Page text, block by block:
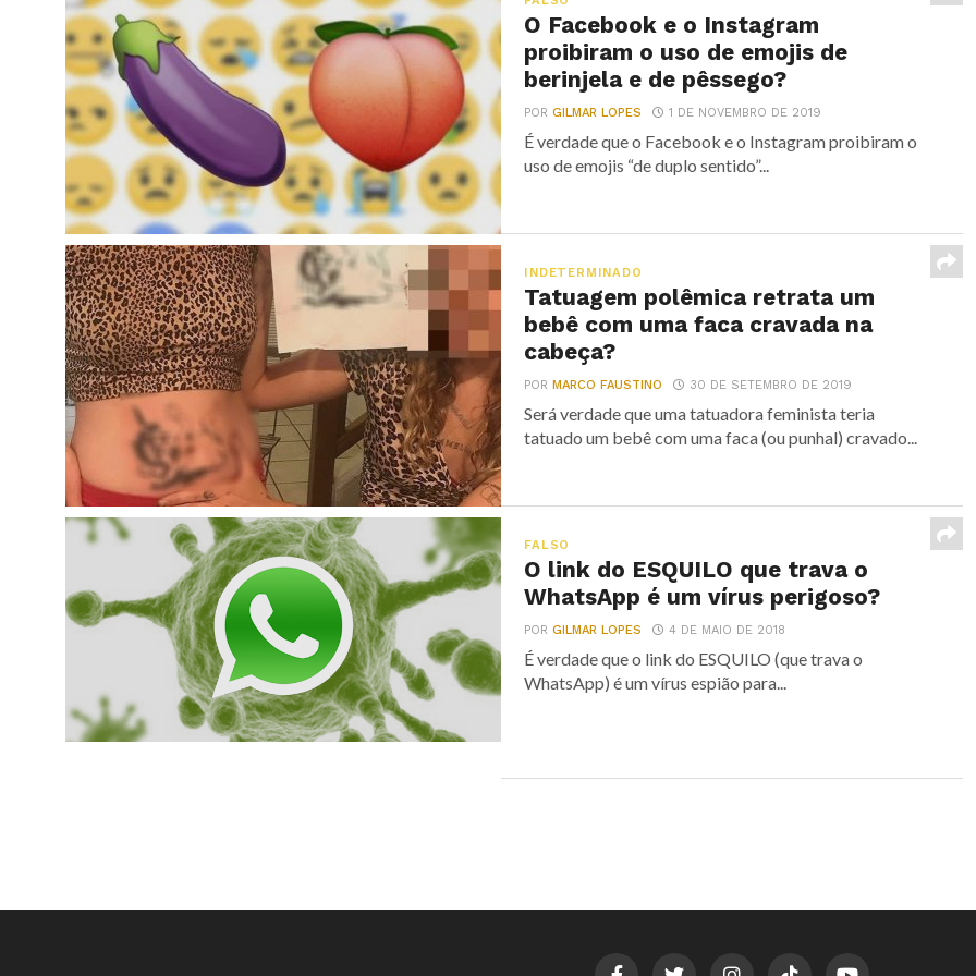
O Facebook e o Instagram
proibiram o uso de emojis de
berinjela e de pêssego?
PORGILMAR LOPES 1 DE NOVEMBRO DE 2019
É verdade que o Facebook e o Instagram proibiram o
uso de emojis “de duplo sentido”...
INDETERMINADO
Tatuagem polêmica retrata um
bebê com uma faca cravada na
cabeça?
PORMARCO FAUSTINO 30 DE SETEMBRO DE 2019
Será verdade que uma tatuadora feminista teria
tatuado um bebê com uma faca (ou punhal) cravado...
FALSO
O link do ESQUILO que trava o
WhatsApp é um vírus perigoso?
PORGILMAR LOPES 4 DE MAIO DE 2018
É verdade que o link do ESQUILO (que trava o
WhatsApp) é um vírus espião para...